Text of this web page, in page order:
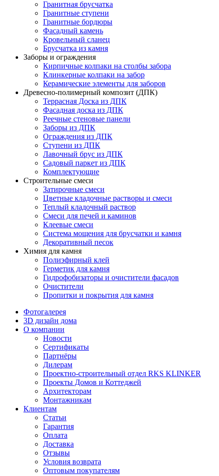
Гранитная брусчатка
Гранитные ступени
Гранитные бордюры
Фасадный камень
Кровельный сланец
Брусчатка из камня
Заборы и ограждения
Кирпичные колпаки на столбы забора
Клинкерные колпаки на забор
Керамические элементы для заборов
Древесно-полимерный композит (ДПК)
Террасная Доска из ДПК
Фасадная доска из ДПК
Реечные стеновые панели
Заборы из ДПК
Ограждения из ДПК
Ступени из ДПК
Лавочный брус из ДПК
Садовый паркет из ДПК
Комплектующие
Строительные смеси
Затирочные смеси
Цветные кладочные растворы и смеси
Теплый кладочный раствор
Смеси для печей и каминов
Клеевые смеси
Система мощения для брусчатки и камня
Декоративный песок
Химия для камня
Полиэфирный клей
Герметик для камня
Гидрофобизаторы и очистители фасадов
Очистители
Пропитки и покрытия для камня
Фотогалерея
3D дизайн дома
О компании
Новости
Сертификаты
Партнёры
Дилерам
Проектно-строительный отдел RKS KLINKER
Проекты Домов и Коттеджей
Архитекторам
Монтажникам
Клиентам
Статьи
Гарантия
Оплата
Доставка
Отзывы
Условия возврата
Оптовым покупателям